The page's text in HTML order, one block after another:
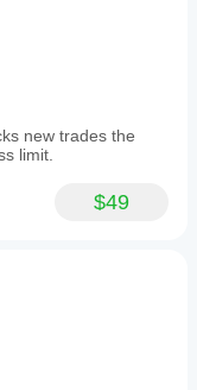
new trades the
limit.
$49